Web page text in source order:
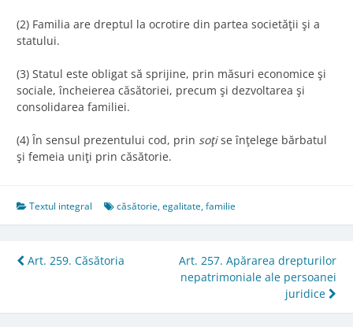
(2) Familia are dreptul la ocrotire din partea societăţii şi a
statului.
(3) Statul este obligat să sprijine, prin măsuri economice şi
sociale, încheierea căsătoriei, precum şi dezvoltarea şi
consolidarea familiei.
(4) În sensul prezentului cod, prin soţise înţelege bărbatul
şi femeia uniţi prin căsătorie.
Textul integral căsătorie,egalitate,familie
Post
Art. 259. Căsătoria
Art. 257. Apărarea drepturilor
nepatrimoniale ale persoanei
juridice